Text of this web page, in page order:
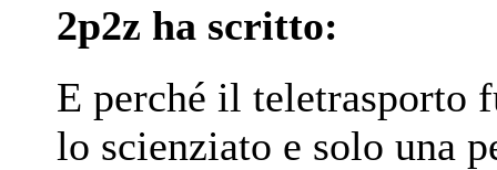
2p2z ha scritto:
E perché il teletrasporto
lo scienziato e solo una